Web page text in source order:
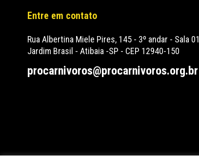
Entre em contato
Rua Albertina Miele Pires, 145 - 3º andar - Sala 01
Jardim Brasil - Atibaia -SP - CEP 12940-150
procarnivoros@procarnivoros.org.br